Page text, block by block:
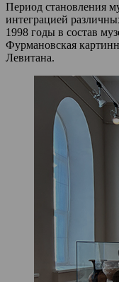
Период становления
интеграцией
1998 годы в состав
Фурмановская
Левитана.